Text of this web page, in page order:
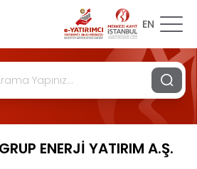
EN
ENERJİ YATIRIM A.Ş.